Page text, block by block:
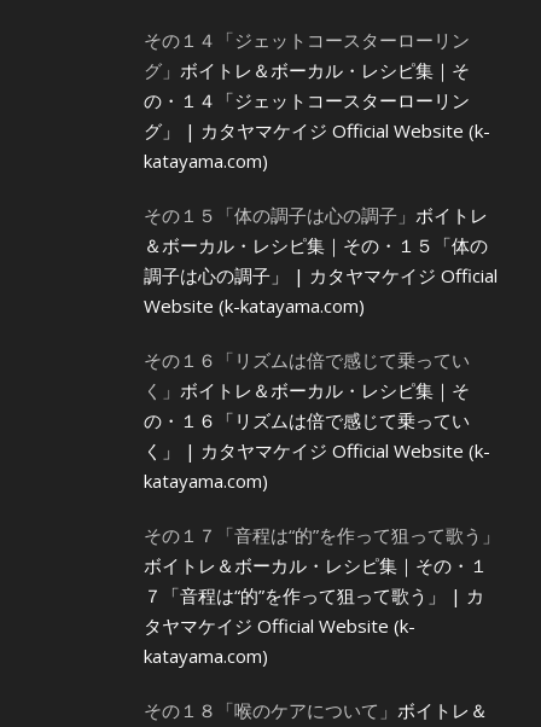
その１４「ジェットコースターローリン
グ」 ボイトレ＆ボーカル・レシピ集｜そ
の・１４「ジェットコースターローリン
グ」 | カタヤマケイジ Official Website (k-
katayama.com)
その１５「体の調子は心の調子」 ボイトレ
＆ボーカル・レシピ集｜その・１５「体の
調子は心の調子」 | カタヤマケイジ Official
Website (k-katayama.com)
その１６「リズムは倍で感じて乗ってい
く」 ボイトレ＆ボーカル・レシピ集｜そ
の・１６「リズムは倍で感じて乗ってい
く」 | カタヤマケイジ Official Website (k-
katayama.com)
その１７「音程は“的”を作って狙って歌う」
ボイトレ＆ボーカル・レシピ集｜その・１
７「音程は“的”を作って狙って歌う」 | カ
タヤマケイジ Official Website (k-
katayama.com)
その１８「喉のケアについて」 ボイトレ＆